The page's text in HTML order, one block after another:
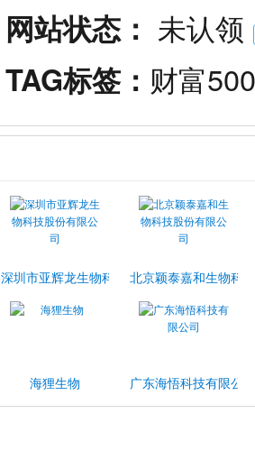
网站状态： 未认领
TAG标签： 财富
深圳市亚辉龙生物科技股份有限公司
北京颖泰嘉和生物科
海狸生物 广东海悟科技有限公司